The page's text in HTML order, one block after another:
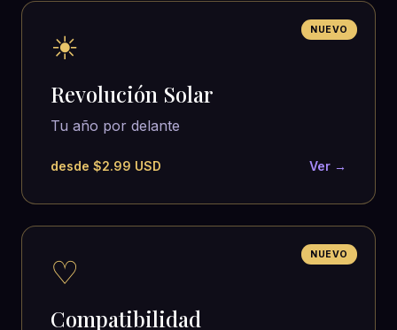
NUEVO
☀
Revolución Solar
Tu año por delante
desde $2.99 USD Ver →
NUEVO
♡
Compatibilidad